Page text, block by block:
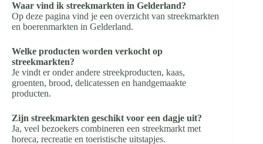
Waar vind ik streekmarkten in Gelderland?
Op deze pagina vind je een overzicht van streekmarkten
en boerenmarkten in Gelderland.
Welke producten worden verkocht op
streekmarkten?
Je vindt er onder andere streekproducten, kaas,
groenten, brood, delicatessen en handgemaakte
producten.
Zijn streekmarkten geschikt voor een dagje uit?
Ja, veel bezoekers combineren een streekmarkt met
horeca, recreatie en toeristische uitstapjes.